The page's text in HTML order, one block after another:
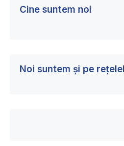
Cine suntem noi
Noi suntem și pe